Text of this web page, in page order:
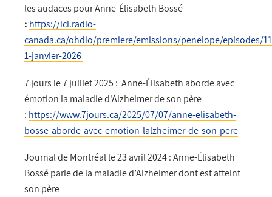
les audaces pour Anne-Élisabeth Bossé
: https://ici.radio-
canada.ca/ohdio/premiere/emissions/penelope/episodes/
1-janvier-2026
7 jours le 7 juillet 2025 : Anne-Élisabeth aborde avec
émotion la maladie d'Alzheimer de son père
: https://www.7jours.ca/2025/07/07/anne-elisabeth-
bosse-aborde-avec-emotion-lalzheimer-de-son-pere
Journal de Montréal le 23 avril 2024 : Anne-Élisabeth
Bossé parle de la maladie d’Alzheimer dont est atteint
son père